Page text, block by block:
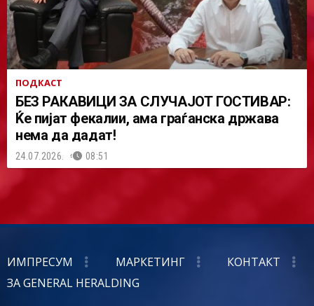
ПОДКАСТ
БЕЗ РАКАВИЦИ ЗА СЛУЧАЈОТ ГОСТИВАР:
Ќе пијат фекалии, ама граѓанска држава
нема да дадат!
24.07.2026. 08:51
ИМПРЕСУМ МАРКЕТИНГ
КОНТАКТ
ЗА GENERAL HERALDING